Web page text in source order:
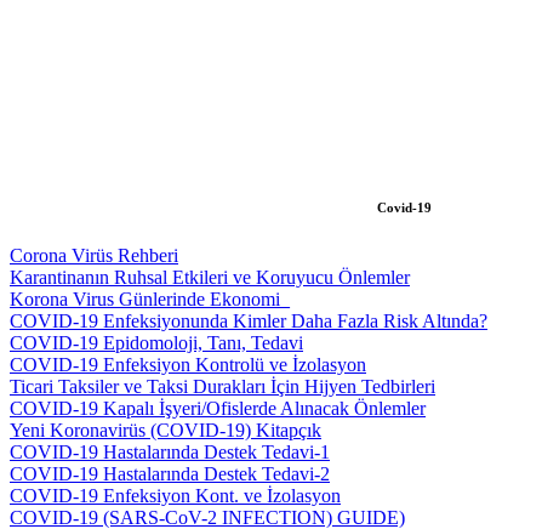
Covid-19
Corona Virüs Rehberi
Karantinanın Ruhsal Etkileri ve Koruyucu Önlemler
Korona Virus Günlerinde Ekonomi_
COVID-19 Enfeksiyonunda Kimler Daha Fazla Risk Altında?
COVID-19 Epidomoloji, Tanı, Tedavi
COVID-19 Enfeksiyon Kontrolü ve İzolasyon
Ticari Taksiler ve Taksi Durakları İçin Hijyen Tedbirleri
COVID-19 Kapalı İşyeri/Ofislerde Alınacak Önlemler
Yeni Koronavirüs (COVID-19) Kitapçık
COVID-19 Hastalarında Destek Tedavi-1
COVID-19 Hastalarında Destek Tedavi-2
COVID-19 Enfeksiyon Kont. ve İzolasyon
COVID-19 (SARS-CoV-2 INFECTION) GUIDE)